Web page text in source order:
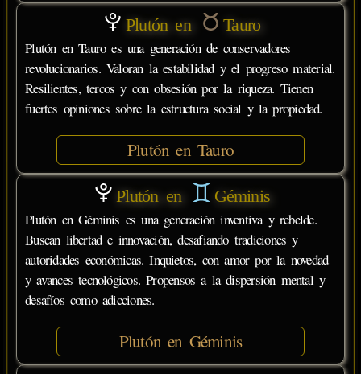
Plutón en Tauro
Plutón en Tauro es una generación de conservadores
revolucionarios. Valoran la estabilidad y el progreso material.
Resilientes, tercos y con obsesión por la riqueza. Tienen
fuertes opiniones sobre la estructura social y la propiedad.
Plutón en Tauro
Plutón en Géminis
Plutón en Géminis es una generación inventiva y rebelde.
Buscan libertad e innovación, desafiando tradiciones y
autoridades económicas. Inquietos, con amor por la novedad
y avances tecnológicos. Propensos a la dispersión mental y
desafíos como adicciones.
Plutón en Géminis